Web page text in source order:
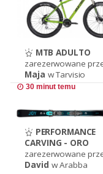
MTB ADULTO
zarezerwowane
Maja w Tarvisio
30 minut temu
PERFORMANCE
CARVING - ORO
zarezerwowane
David w Arabba